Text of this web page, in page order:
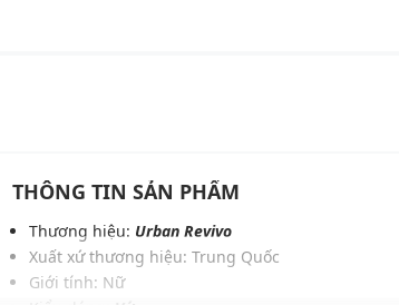
THÔNG TIN SẢN PHẨM
Thương hiệu: Urban Revivo
Xuất xứ thương hiệu: Trung Quốc
Giới tính: Nữ